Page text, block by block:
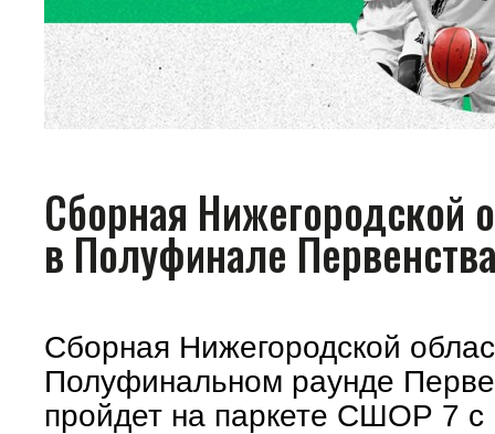
Сборная Нижегородской
в Полуфинале
Сборная Нижегородской
Полуфинальном раунде
пройдет на паркете СШОР 7